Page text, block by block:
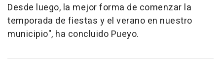
Desde luego, la mejor forma de comenzar la
temporada de fiestas y el verano en nuestro
municipio", ha concluido Pueyo.